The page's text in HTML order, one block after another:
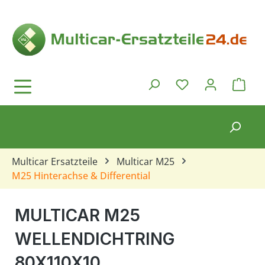
Du hast 0
Multicar Ersatzteile
Multicar M25
M25 Hinterachse & Differential
MULTICAR M25
WELLENDICHTRING